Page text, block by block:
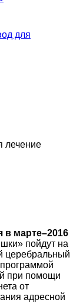
для
лечение
в марте–2016
пойдут на
церебральный
программой
при помощи
от
адресной